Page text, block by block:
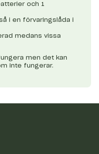
och 1
i en förvaringslåda i
medans vissa
men det kan
inte fungerar.